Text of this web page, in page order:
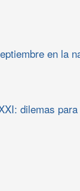
en la
dilemas